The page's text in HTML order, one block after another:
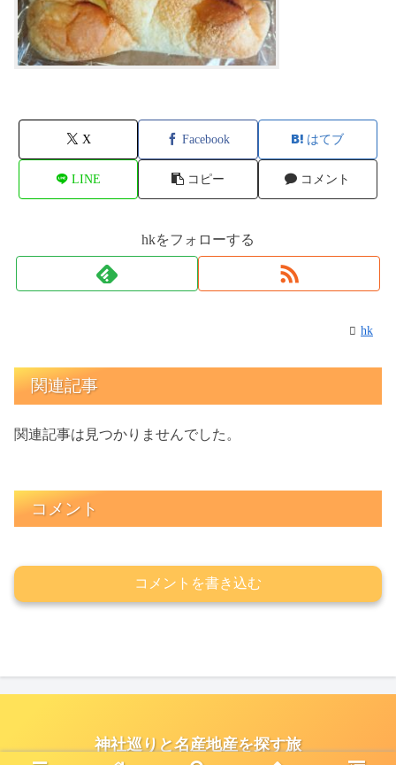
X Facebook はてブ
LINE コピー コメント
hkをフォローする
hk
関連記事
関連記事は見つかりませんでした。
コメント
コメントを書き込む
神社巡りと名産地産を探す旅